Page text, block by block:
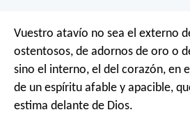
Vuestro atavío no sea el externo
ostentosos, de adornos de oro o
sino el interno, el del corazón, en
de un espíritu afable y apacible,
estima delante de Dios.